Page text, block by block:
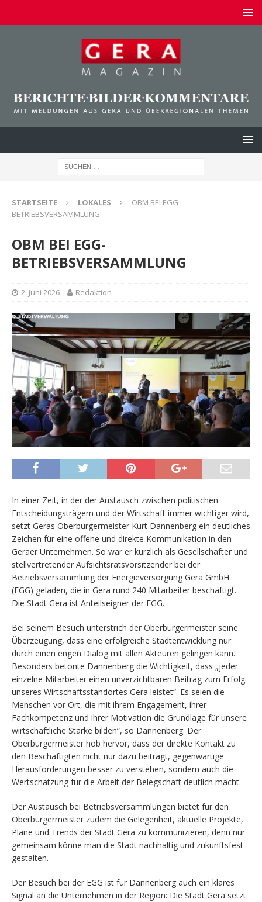
STARTSEITE LOKALES
OBM BEI EGG-
BETRIEBSVERSAMMLUNG
OBM BEI EGG-
BETRIEBSVERSAMMLUNG
2. Juni 2026 Redaktion
In einer Zeit, in der der Austausch zwischen politischen
Entscheidungsträgern und der Wirtschaft immer wichtiger wird,
setzt Geras Oberbürgermeister Kurt Dannenberg ein deutliches
Zeichen für eine offene und direkte Kommunikation in den
Geraer Unternehmen. So war er kürzlich als Gesellschafter und
stellvertretender Aufsichtsratsvorsitzender bei der
Betriebsversammlung der Energieversorgung Gera GmbH
(EGG) geladen, die in Gera rund 240 Mitarbeiter beschäftigt.
Die Stadt Gera ist Anteilseigner der EGG.
Bei seinem Besuch unterstrich der Oberbürgermeister seine
Überzeugung, dass eine erfolgreiche Stadtentwicklung nur
durch einen engen Dialog mit allen Akteuren gelingen kann.
Besonders betonte Dannenberg die Wichtigkeit, dass „jeder
einzelne Mitarbeiter einen unverzichtbaren Beitrag zum Erfolg
unseres Wirtschaftsstandortes Gera leistet“. Es seien die
Menschen vor Ort, die mit ihrem Engagement, ihrer
Fachkompetenz und ihrer Motivation die Grundlage für unsere
wirtschaftliche Stärke bilden“, so Dannenberg. Der
Oberbürgermeister hob hervor, dass der direkte Kontakt zu
den Beschäftigten nicht nur dazu beiträgt, gegenwärtige
Herausforderungen besser zu verstehen, sondern auch die
Wertschätzung für die Arbeit der Belegschaft deutlich macht.
Der Austausch bei Betriebsversammlungen bietet für den
Oberbürgermeister zudem die Gelegenheit, aktuelle Projekte,
Pläne und Trends der Stadt Gera zu kommunizieren, denn nur
gemeinsam könne man die Stadt nachhaltig und zukunftsfest
gestalten.
Der Besuch bei der EGG ist für Dannenberg auch ein klares
Signal an die Unternehmen in der Region: Die Stadt Gera setzt